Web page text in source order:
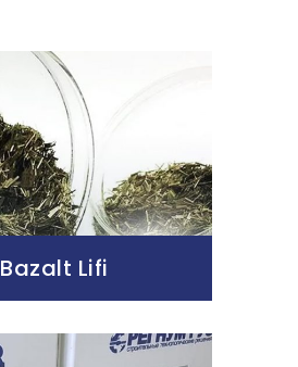
Bazalt Lifi